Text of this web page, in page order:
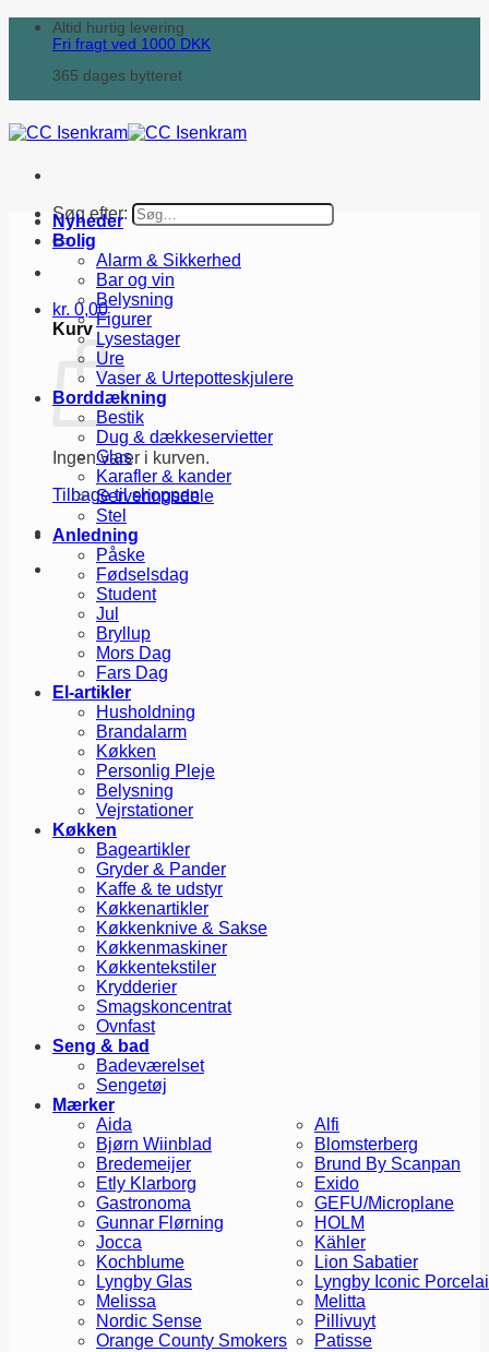
Altid hurtig levering
Fri fragt ved 1000 DKK
365 dages bytteret
Søg efter:
kr. 0,00
Kurv
Ingen varer i kurven.
Tilbage til shoppen
Nyheder
Bolig
Alarm & Sikkerhed
Bar og vin
Belysning
Figurer
Lysestager
Ure
Vaser & Urtepotteskjulere
Borddækning
Bestik
Dug & dækkeservietter
Glas
Karafler & kander
Serveringsdele
Stel
Anledning
Påske
Fødselsdag
Student
Jul
Bryllup
Mors Dag
Fars Dag
El-artikler
Husholdning
Brandalarm
Køkken
Personlig Pleje
Belysning
Vejrstationer
Køkken
Bageartikler
Gryder & Pander
Kaffe & te udstyr
Køkkenartikler
Køkkenknive & Sakse
Køkkenmaskiner
Køkkentekstiler
Krydderier
Smagskoncentrat
Ovnfast
Seng & bad
Badeværelset
Sengetøj
Mærker
Aida
Alfi
Bjørn Wiinblad
Blomsterberg
Bredemeijer
Brund By Scanpan
Etly Klarborg
Exido
Gastronoma
GEFU/Microplane
Gunnar Flørning
HOLM
Jocca
Kähler
Kochblume
Lion Sabatier
Lyngby Glas
Lyngby Iconic
Melissa
Melitta
Nordic Sense
Pillivuyt
Orange County Smokers
Patisse